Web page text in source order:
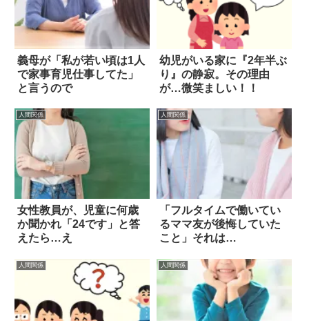
義母が「私が若い頃は1人
で家事育児仕事してた」
と言うので
幼児がいる家に『2年半ぶ
り』の静寂。その理由
が…微笑ましい！！
人間関係
女性教員が、児童に何歳
か聞かれ「24です」と答
えたら…え
人間関係
「フルタイムで働いてい
るママ友が後悔していた
こと」それは…
人間関係 人間関係